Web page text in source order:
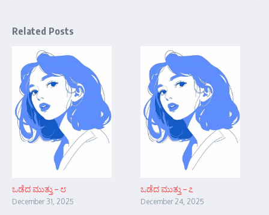
Related Posts
ಒಡೆದ ಮುತ್ತು – ೮
December 31, 2025
ಒಡೆದ ಮುತ್ತು – ೭
December 24, 2025